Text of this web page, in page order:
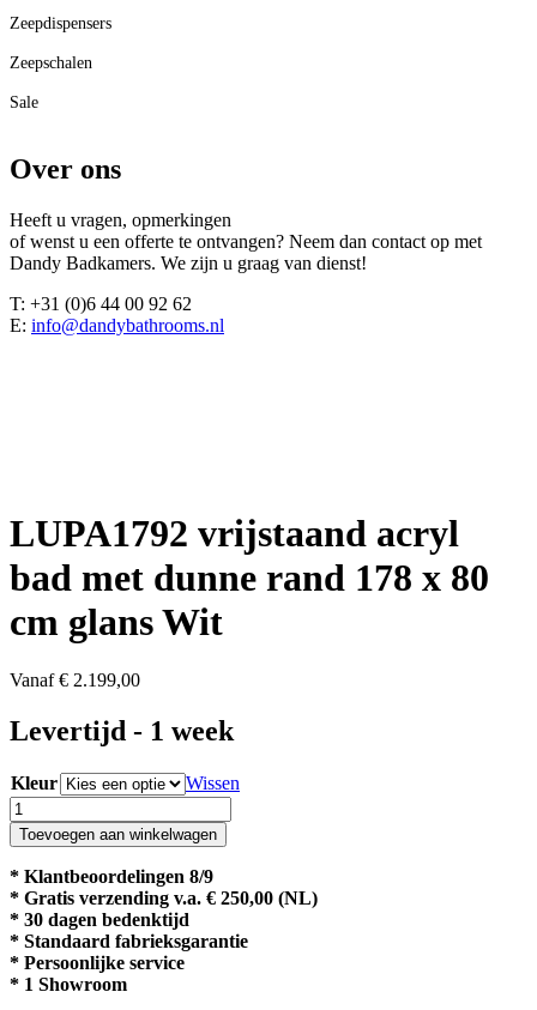
Zeepdispensers
Zeepschalen
Sale
Over ons
Heeft u vragen, opmerkingen
of wenst u een offerte te ontvangen? Neem dan contact op met
Dandy Badkamers. We zijn u graag van dienst!
T: +31 (0)6 44 00 92 62
E: info@dandybathrooms.nl
LUPA1792 vrijstaand acryl
bad met dunne rand 178 x 80
cm glans Wit
Vanaf€ 2.199,00
Levertijd - 1 week
Kleur
Wissen
LUPA1792
vrijstaand
acryl
bad
met
dunne
rand
178
x
Toevoegen aan winkelwagen
* Klantbeoordelingen 8/9
* Gratis verzending v.a. € 250,00 (NL)
* 30 dagen bedenktijd
* Standaard fabrieksgarantie
* Persoonlijke service
* 1 Showroom